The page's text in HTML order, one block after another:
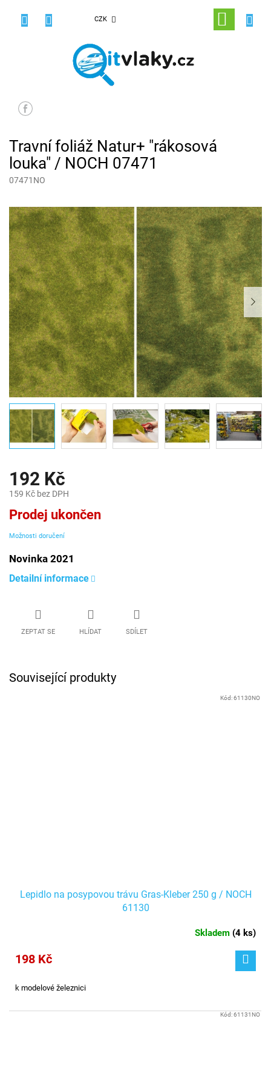
CZK
NÁKUPNÍ
KOŠÍK
Travní foliáž Natur+ "rákosová
louka" / NOCH 07471
07471NO
192 Kč
159 Kč bez DPH
Měrná
cena:
Prodej ukončen
Možnosti doručení
Novinka 2021
Detailní informace
ZEPTAT SE HLÍDAT SDÍLET
Související produkty
Lepidlo na posypovou trávu Gras-Kleber 250 g / NOCH
61130
Skladem (4 ks)
198 Kč
k modelové železnici
Kód:61130NO
Kód:61131NO